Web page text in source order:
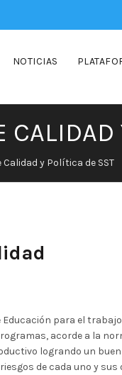
NOTICIAS
y Política de SST
para el
acorde a la
logrando un
de cada uno y